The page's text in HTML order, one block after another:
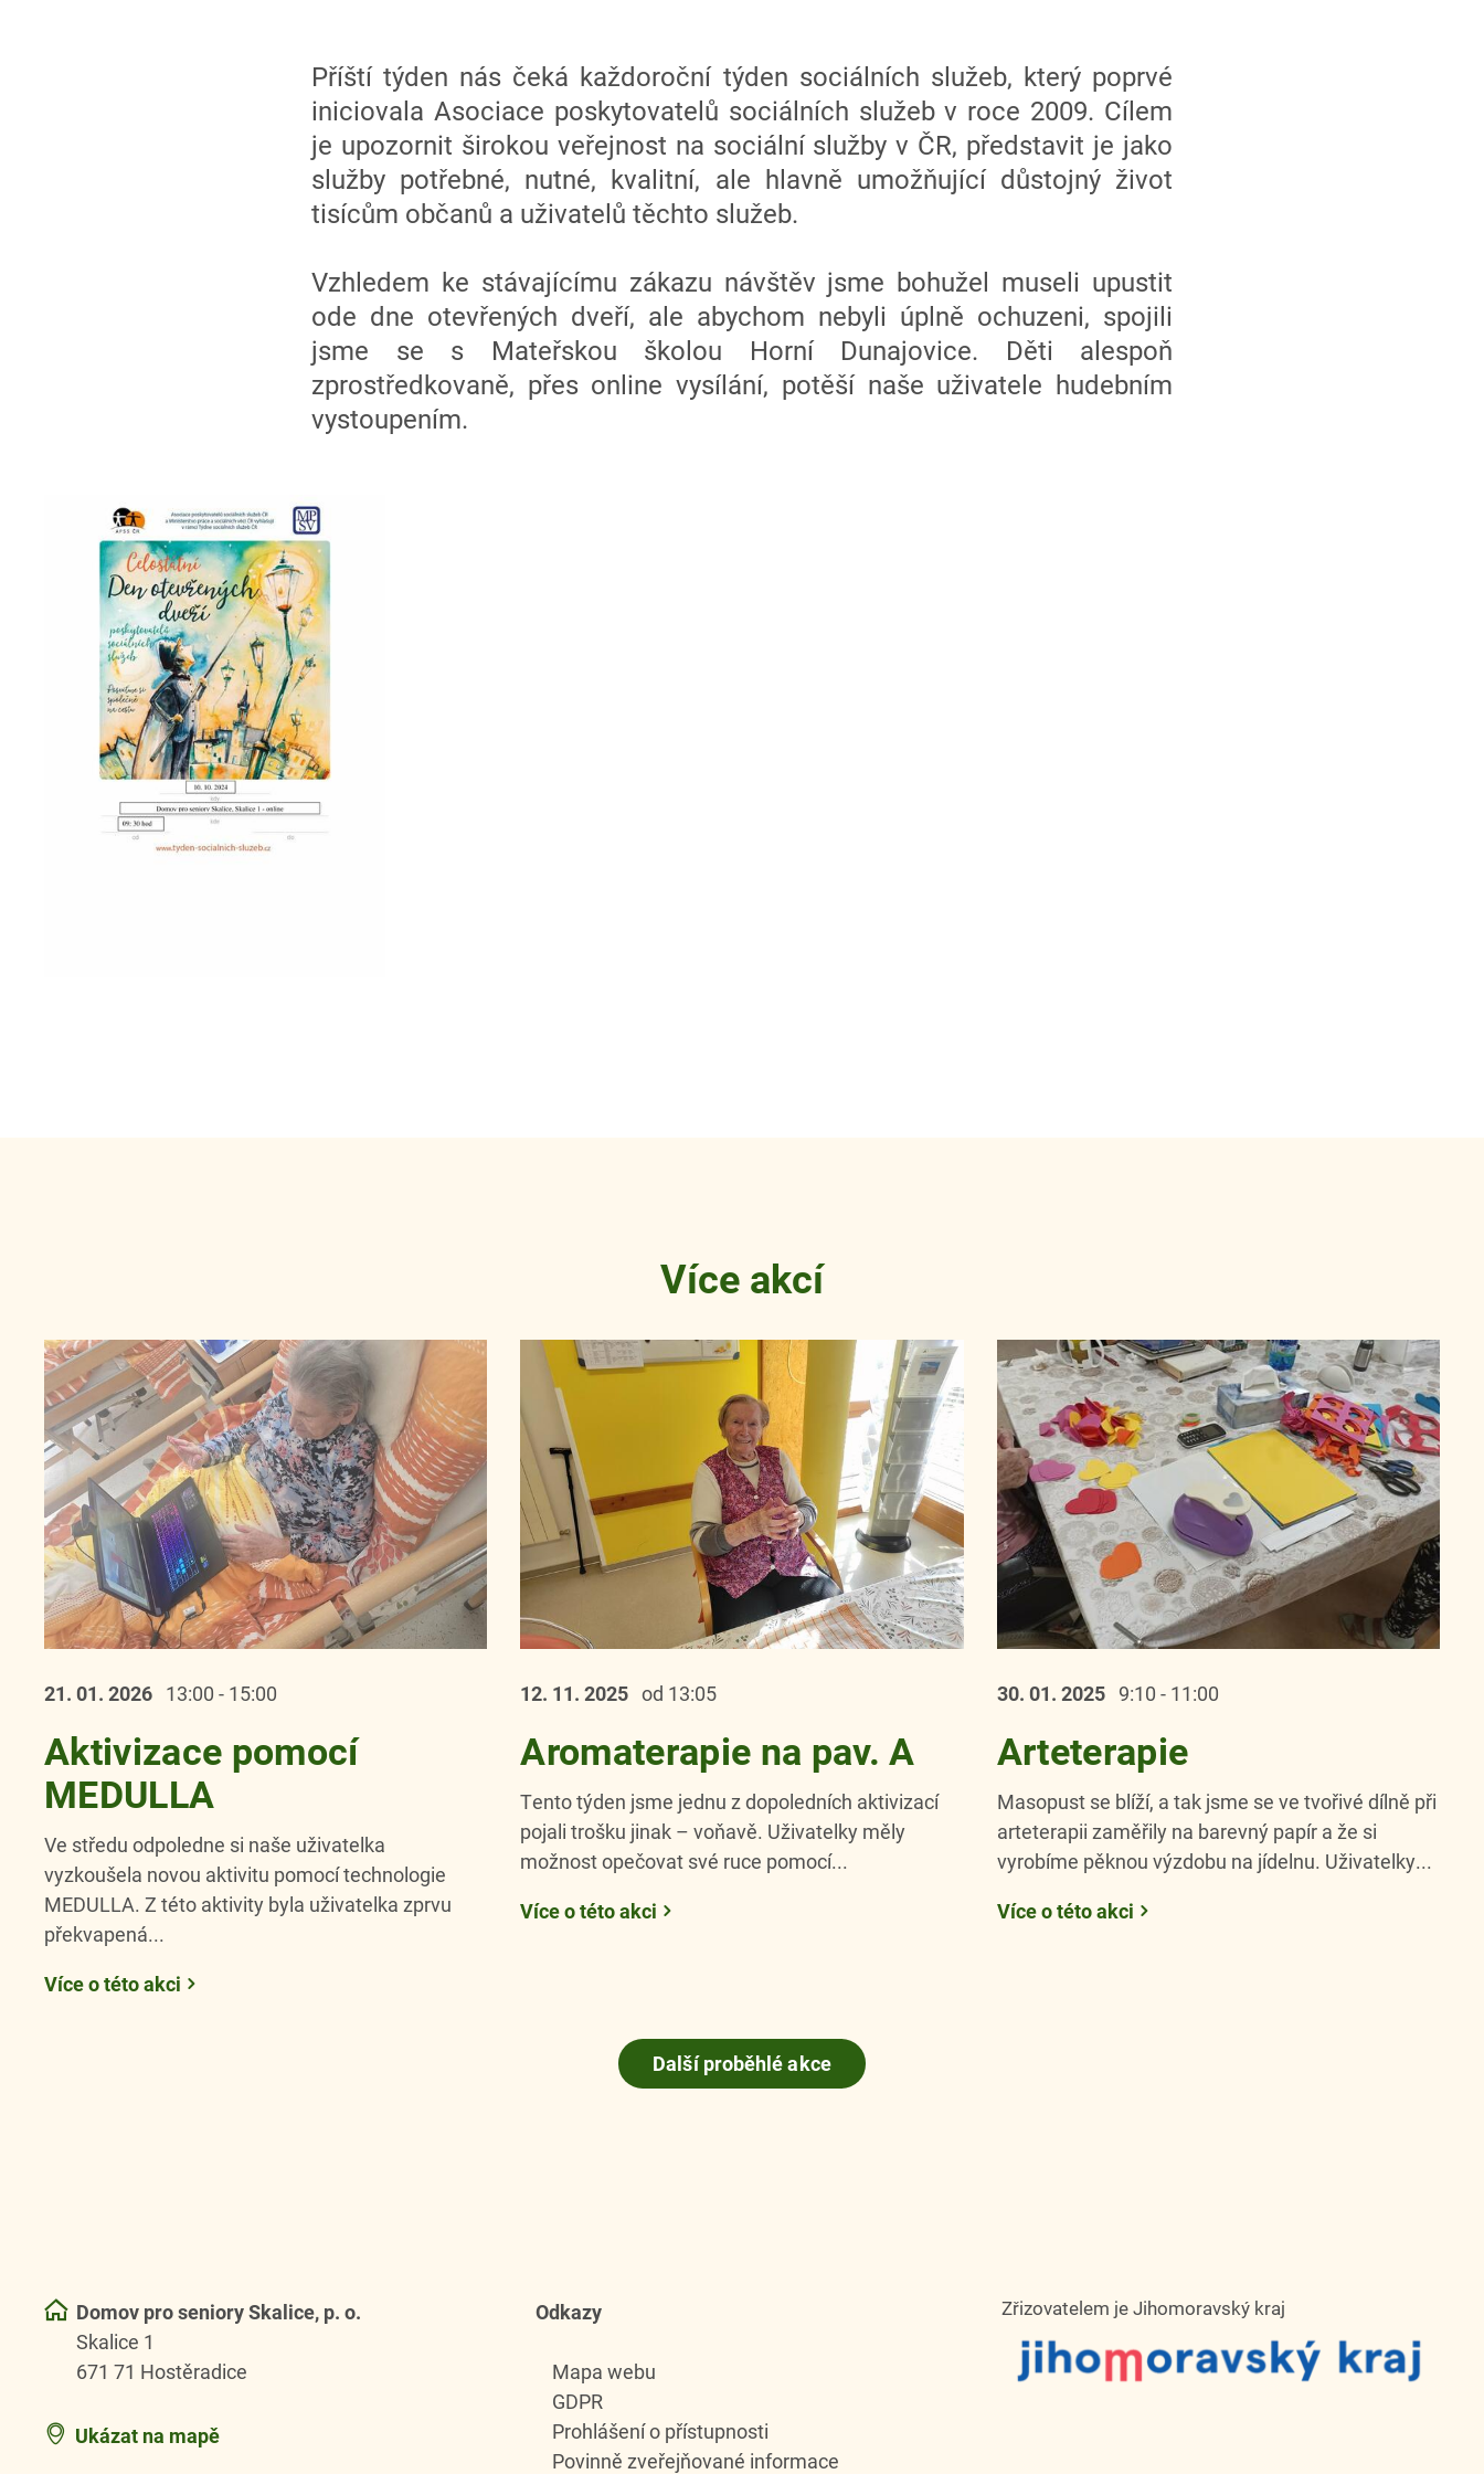
Příští týden nás čeká každoroční týden sociálních služeb, který poprvé
iniciovala Asociace poskytovatelů sociálních služeb v roce 2009. Cílem
je upozornit širokou veřejnost na sociální služby v ČR, představit je jako
služby potřebné, nutné, kvalitní, ale hlavně umožňující důstojný život
tisícům občanů a uživatelů těchto služeb.
Vzhledem ke stávajícímu zákazu návštěv jsme bohužel museli upustit
ode dne otevřených dveří, ale abychom nebyli úplně ochuzeni, spojili
jsme se s Mateřskou školou Horní Dunajovice. Děti alespoň
zprostředkovaně, přes online vysílání, potěší naše uživatele hudebním
vystoupením.
Více akcí
21. 01. 2026 13:00 - 15:00
Aktivizace pomocí
MEDULLA
Ve středu odpoledne si naše uživatelka
vyzkoušela novou aktivitu pomocí technologie
MEDULLA. Z této aktivity byla uživatelka zprvu
překvapená...
Více o této akci
12. 11.2025 od 13:05
Aromaterapie na pav. A
Tento týden jsme jednu z dopoledních aktivizací
pojali trošku jinak – voňavě. Uživatelky měly
možnost opečovat své ruce pomocí...
Více o této akci
30. 01. 2025 9:10 - 11:00
Arteterapie
Masopust se blíží, a tak jsme se ve tvořivé dílně při
arteterapii zaměřily na barevný papír a že si
vyrobíme pěknou výzdobu na jídelnu. Uživatelky...
Více o této akci
Další proběhlé akce
Domov pro seniory Skalice, p. o.
Skalice 1
671 71 Hostěradice
Ukázat na mapě
Odkazy
Mapa webu
GDPR
Prohlášení o přístupnosti
Povinně zveřejňované informace
Zřizovatelem je Jihomoravský kraj